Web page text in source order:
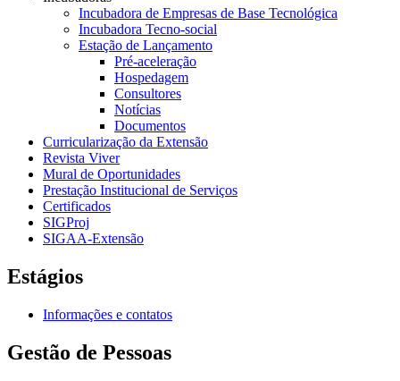
Incubadora de Empresas de Base Tecnológica
Incubadora Tecno-social
Estação de Lançamento
Pré-aceleração
Hospedagem
Consultores
Notícias
Documentos
Curricularização da Extensão
Revista Viver
Mural de Oportunidades
Prestação Institucional de Serviços
Certificados
SIGProj
SIGAA-Extensão
Estágios
Informações e contatos
Gestão de Pessoas